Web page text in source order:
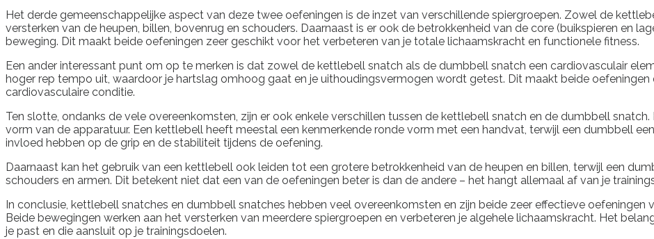
Het derde gemeenschappelijke aspect van deze twee oefeningen is de inzet van verschillende spiergroepen. Zowel de
versterken van de heupen, billen, bovenrug en schouders. Daarnaast is er ook de betrokkenheid van de core (buikspieren en
beweging. Dit maakt beide oefeningen zeer geschikt voor het verbeteren van je totale lichaamskracht en functionele fitness.
Een ander interessant punt om op te merken is dat zowel de kettlebell snatch als de dumbbell snatch een cardiovasculair
hoger rep tempo uit, waardoor je hartslag omhoog gaat en je uithoudingsvermogen wordt getest. Dit maakt beide
cardiovasculaire conditie.
Ten slotte, ondanks de vele overeenkomsten, zijn er ook enkele verschillen tussen de kettlebell snatch en de dumbbell
vorm van de apparatuur. Een kettlebell heeft meestal een kenmerkende ronde vorm met een handvat, terwijl een dumbbell
invloed hebben op de grip en de stabiliteit tijdens de oefening.
Daarnaast kan het gebruik van een kettlebell ook leiden tot een grotere betrokkenheid van de heupen en billen, terwijl een
schouders en armen. Dit betekent niet dat een van de oefeningen beter is dan de andere – het hangt allemaal af van je
In conclusie, kettlebell snatches en dumbbell snatches hebben veel overeenkomsten en zijn beide zeer effectieve
Beide bewegingen werken aan het versterken van meerdere spiergroepen en verbeteren je algehele lichaamskracht. Het
je past en die aansluit op je trainingsdoelen.